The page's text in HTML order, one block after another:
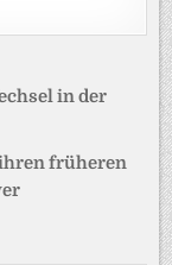
in der
früheren